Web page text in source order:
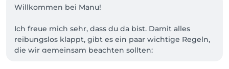
Willkommen bei Manu!
Ich freue mich sehr, dass du da bist. Damit alles
reibungslos klappt, gibt es ein paar wichtige Regeln,
die wir gemeinsam beachten sollten: